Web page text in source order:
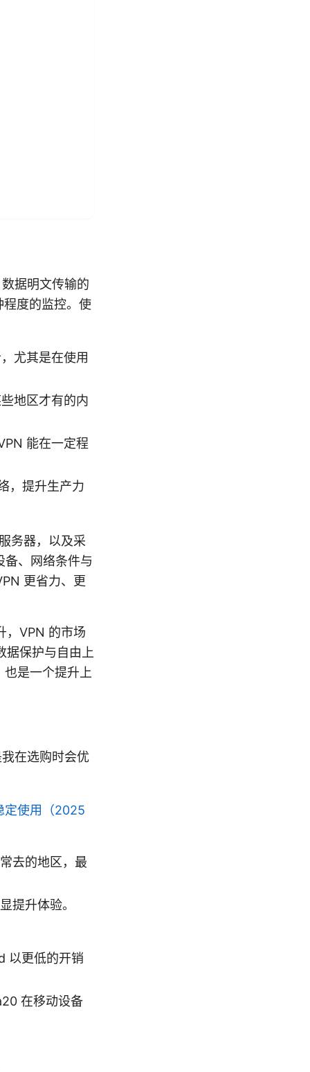
据明文传输的
程度的监控。使
尤其是在使用
地区才有的内
能在一定程
，提升生产力
务器，以及采
备、网络条件与
更省力、更
，VPN 的市场
据保护与自由上
也是一个提升上
在选购时会优
定使用（2025
去的地区，最
提升体验。
以更低的开销
在移动设备